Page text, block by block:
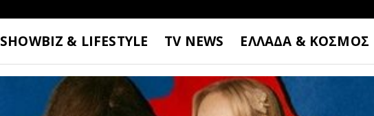
SHOWBIZ & LIFESTYLE TV NEWS ΕΛΛΑΔΑ & ΚΟΣΜΟΣ